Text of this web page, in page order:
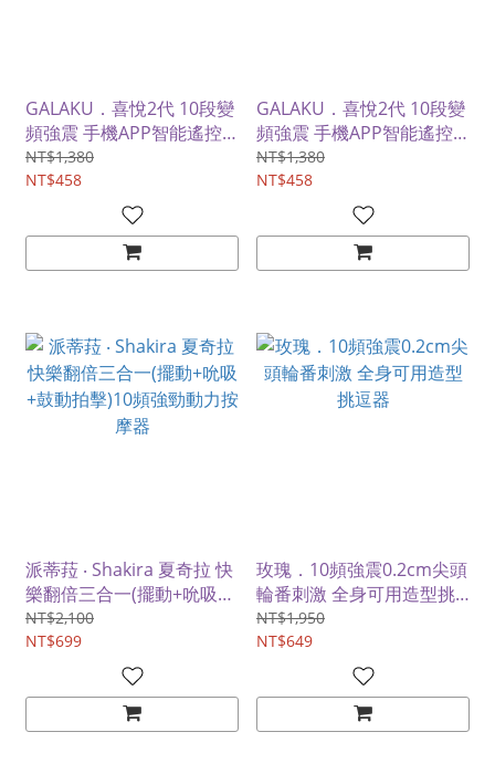
GALAKU．喜悅2代 10段變
頻強震 手機APP智能遙控
情趣跳蛋【純淨白】
NT$1,380
NT$458
GALAKU．喜悅2代 10段變
頻強震 手機APP智能遙控
情趣跳蛋【火魅紅】
NT$1,380
NT$458
派蒂菈 ‧ Shakira 夏奇拉 快
樂翻倍三合一(擺動+吮吸
+鼓動拍擊)10頻強勁動力按
摩器
NT$2,100
NT$699
玫瑰．10頻強震0.2cm尖頭
輪番刺激 全身可用造型挑
逗器
NT$1,950
NT$649